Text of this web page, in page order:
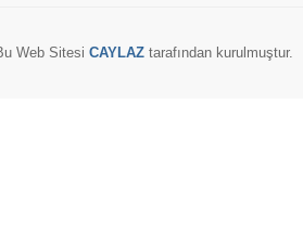
Web Sitesi CAYLAZ tarafından kurulmuştur.